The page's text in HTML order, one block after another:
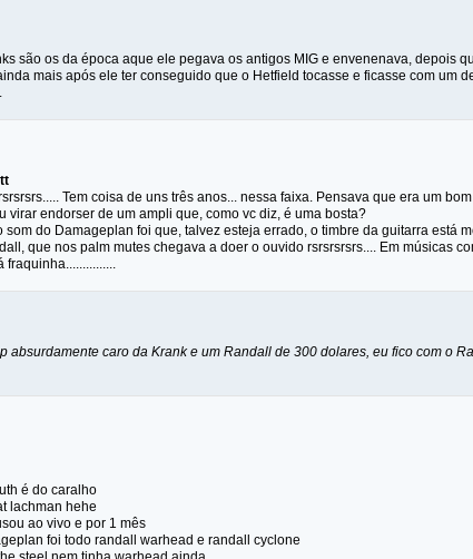
são os da época aque ele pegava os antigos MIG e envenenava, depois
mais após ele ter conseguido que o Hetfield tocasse e ficasse com um
Tem coisa de uns três anos... nessa faixa. Pensava que era um
virar endorser de um ampli que, como vc diz, é uma bosta?
som do Damageplan foi que, talvez esteja errado, o timbre da guitarra está
que nos palm mutes chegava a doer o ouvido rsrsrsrsrs.... Em músicas
fraquinha...............
absurdamente caro da Krank e um Randall de 300 dolares, eu fico com o
é do caralho
lachman hehe
ao vivo e por 1 mês
foi todo randall warhead e randall cyclone